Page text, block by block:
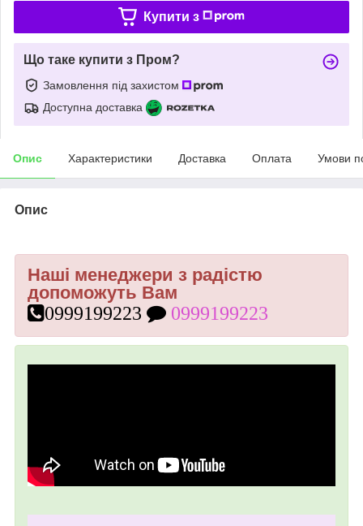
Купити з
Що таке купити з Пром?
Замовлення під захистом
Доступна доставка
Опис Характеристики Доставка Оплата Умови
Опис
Наші менеджери з радістю
допоможуть Вам
0999199223 0999199223